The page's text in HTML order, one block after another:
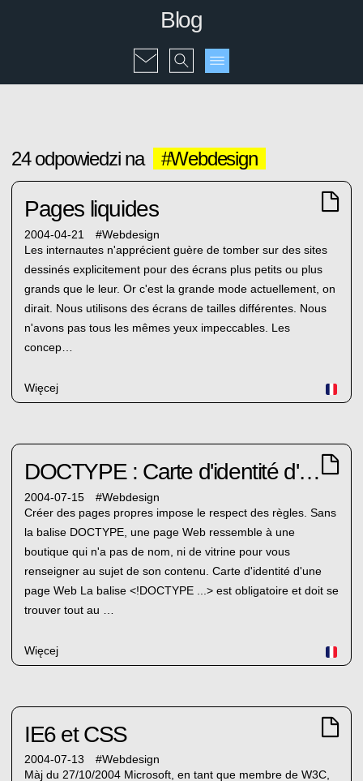
Blog
24 odpowiedzi na #Webdesign
Pages liquides
2004-04-21 #Webdesign
Les internautes n'apprécient guère de tomber sur des sites
dessinés explicitement pour des écrans plus petits ou plus
grands que le leur. Or c'est la grande mode actuellement, on
dirait. Nous utilisons des écrans de tailles différentes. Nous
n'avons pas tous les mêmes yeux impeccables. Les
concep…
Więcej
DOCTYPE : Carte d'identité d'une page Web
2004-07-15 #Webdesign
Créer des pages propres impose le respect des règles. Sans
la balise DOCTYPE, une page Web ressemble à une
boutique qui n'a pas de nom, ni de vitrine pour vous
renseigner au sujet de son contenu. Carte d'identité d'une
page Web La balise <!DOCTYPE ...> est obligatoire et doit se
trouver tout au …
Więcej
IE6 et CSS
2004-07-13 #Webdesign
Màj du 27/10/2004 Microsoft, en tant que membre de W3C,